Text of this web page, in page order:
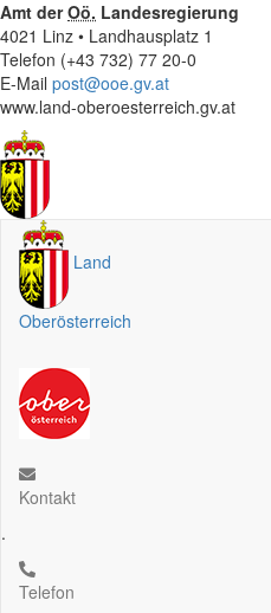
Amt derOö. Landesregierung
4021 Linz • Landhausplatz 1
Telefon (+43 732) 77 20-0
E-Mail post@ooe.gv.at
www.land-oberoesterreich.gv.at
Land
Oberösterreich
Kontakt
.
Telefon